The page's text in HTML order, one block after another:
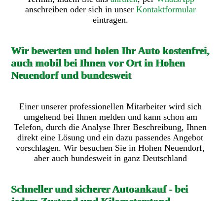
anschreiben oder sich in unser Kontaktformular
eintragen.
Wir bewerten und holen Ihr Auto kostenfrei,
auch mobil bei Ihnen vor Ort in Hohen
Neuendorf und bundesweit
Einer unserer professionellen Mitarbeiter wird sich
umgehend bei Ihnen melden und kann schon am
Telefon, durch die Analyse Ihrer Beschreibung, Ihnen
direkt eine Lösung und ein dazu passendes Angebot
vorschlagen. Wir besuchen Sie in Hohen Neuendorf,
aber auch bundesweit in ganz Deutschland
Schneller und sicherer Autoankauf - bei